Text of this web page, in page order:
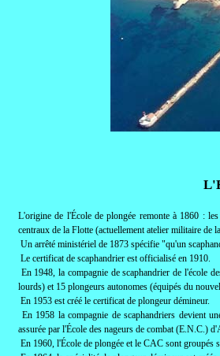
L'origine de l'École de plongée remonte à 1860 :
centraux de la Flotte (actuellement atelier militaire de
Un arrêté ministériel de 1873 spécifie "qu'un
Le certificat de scaphandrier est officialisé en 1910.
En 1948, la compagnie de scaphandrier de l'école
lourds) et 15 plongeurs autonomes (équipés du
En 1953 est créé le certificat de plongeur démineur.
En 1958 la compagnie de scaphandriers devient
assurée par l'École des nageurs de combat (E.N.C.)
En 1960, l'École de plongée et le CAC sont groupés